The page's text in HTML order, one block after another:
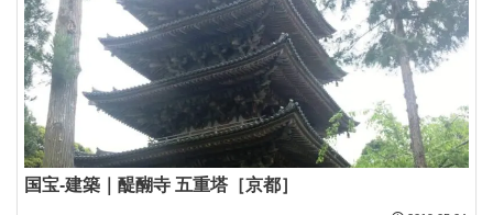
国宝-建築｜醍醐寺 五重塔［京都］